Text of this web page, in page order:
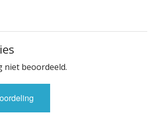
niet beoordeeld.